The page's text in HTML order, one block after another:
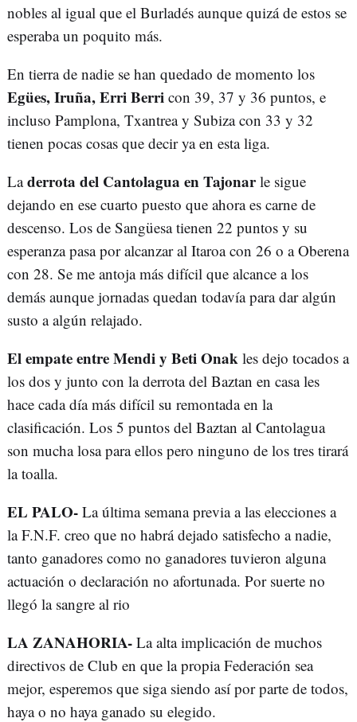
nobles al igual que el Burladés aunque quizá de estos se
esperaba un poquito más.
En tierra de nadie se han quedado de momento los
Egües, Iruña, Erri Berri con 39, 37 y 36 puntos, e
incluso Pamplona, Txantrea y Subiza con 33 y 32
tienen pocas cosas que decir ya en esta liga.
Laderrota del Cantolagua en Tajonarle sigue
dejando en ese cuarto puesto que ahora es carne de
descenso. Los de Sangüesa tienen 22 puntos y su
esperanza pasa por alcanzar al Itaroa con 26 o a Oberena
con 28. Se me antoja más difícil que alcance a los
demás aunque jornadas quedan todavía para dar algún
susto a algún relajado.
El empate entre Mendi y Beti Onak les dejo tocados a
los dos y junto con la derrota del Baztan en casa les
hace cada día más difícil su remontada en la
clasificación. Los 5 puntos del Baztan al Cantolagua
son mucha losa para ellos pero ninguno de los tres tirará
la toalla.
EL PALO- La última semana previa a las elecciones a
la F.N.F. creo que no habrá dejado satisfecho a nadie,
tanto ganadores como no ganadores tuvieron alguna
actuación o declaración no afortunada. Por suerte no
llegó la sangre al rio
LA ZANAHORIA- La alta implicación de muchos
directivos de Club en que la propia Federación sea
mejor, esperemos que siga siendo así por parte de todos,
haya o no haya ganado su elegido.